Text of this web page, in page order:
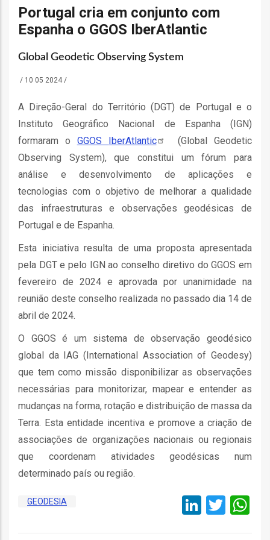
Portugal cria em conjunto com
Espanha o GGOS IberAtlantic
Global Geodetic Observing System
/ 10 05 2024 /
A Direção-Geral do Território (DGT) de Portugal e o
Instituto Geográfico Nacional de Espanha (IGN)
formaram o GGOS IberAtlantic
(Global Geodetic
Observing System), que constitui um fórum para
análise e desenvolvimento de aplicações e
tecnologias com o objetivo de melhorar a qualidade
das infraestruturas e observações geodésicas de
Portugal e de Espanha.
Esta iniciativa resulta de uma proposta apresentada
pela DGT e pelo IGN ao conselho diretivo do GGOS em
fevereiro de 2024 e aprovada por unanimidade na
reunião deste conselho realizada no passado dia 14 de
abril de 2024.
O GGOS é um sistema de observação geodésico
global da IAG (International Association of Geodesy)
que tem como missão disponibilizar as observações
necessárias para monitorizar, mapear e entender as
mudanças na forma, rotação e distribuição de massa da
Terra. Esta entidade incentiva e promove a criação de
associações de organizações nacionais ou regionais
que coordenam atividades geodésicas num
determinado país ou região.
GEODESIA